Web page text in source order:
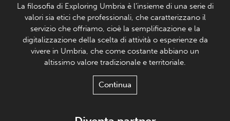
La filosofia di Exploring Umbria è l’insieme di una serie di
valori sia etici che professionali, che caratterizzano il
servizio che offriamo, cioè la semplificazione e la
digitalizzazione della scelta di attività o esperienze da
vivere in Umbria, che come costante abbiano un
altissimo valore tradizionale e territoriale.
Continua